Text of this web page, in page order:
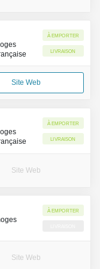
À emporter
Livraison
Site Web
À emporter
Livraison
Site Web
À emporter
Site Web